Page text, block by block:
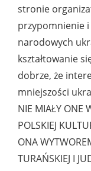
stronie
przypomnienie i
narodowych
kształtowanie
dobrze, że
mniejszości
NIE MIAŁY ONE
POLSKIEJ
ONA
TURAŃSKIEJ I